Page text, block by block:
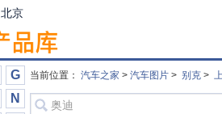
北京
G
N
当前位置： 汽车之家 > 汽车图片 > 别克 >